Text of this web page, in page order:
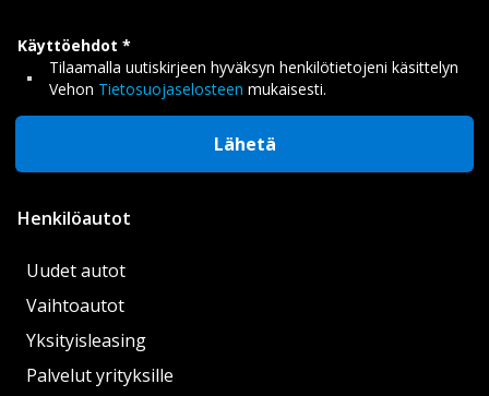
Käyttöehdot
Tilaamalla uutiskirjeen hyväksyn henkilötietojeni käsittelyn
Vehon Tietosuojaselosteen mukaisesti.
Lähetä
Henkilöautot
Uudet autot
Vaihtoautot
Yksityisleasing
Palvelut yrityksille